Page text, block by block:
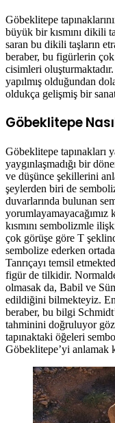
Göbeklitepe
büyük bir kısmını dikili
saran bu dikili taşların
beraber, bu figürlerin
cisimleri
yapılmış olduğundan
oldukça gelişmiş bir sanat
Göbeklitepe
Göbeklitepe tapınakları
yaygınlaşmadığı bir
ve düşünce şekillerini
şeylerden biri de
duvarlarında bulunan
yorumlayamayacağımız
kısmını sembolizmle
çok görüşe göre T
sembolize ederken
Tanrıçayı temsil
figür de tilkidir. Normalde
olmasak da, Babil ve
edildiğini bilmekteyiz.
beraber, bu bilgi
tahminini doğruluyor
tapınaktaki öğeleri
Göbeklitepe’yi anlamak